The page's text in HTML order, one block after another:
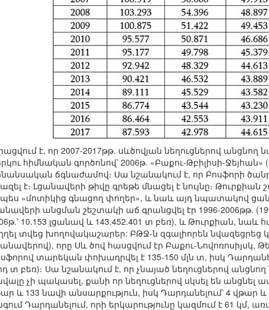
է, որ 2007-2017թթ. սևծովյան նեղուցներով
հիմնական գործոնով՝ 2006թ. «Բաքու-Թբիլիսի-
ճգնաժամով։ Սա նշանակում է, որ Բոսֆորի
է։ Լցանավերի թիվը գրեթե մնացել է նույնը։
«մոտիկից գնացող փողեր», և նաև այդ նպատակով
անցման շեշտակի աճ գրանցվել էր 1996-2006թթ.
10.153 լցանավ և 143.452.401 տ բեռ), և Թուրքիան,
տվեց խողովակաշարեր: ԲԹՋ-ն զգալիորեն
որը Սև ծով հասցվում էր Բաքու-Նովոռոսիյսկ,
տարեկան փոխադրվել է 135-150 մլն տ, իսկ
տ բեռ)։ Սա նշանակում է, որ չնայած նեղուցներով
չի պակասել, քանի որ նեղուցներով սկսել են անցնել
և 133 նավի անսարքություն, իսկ Դարդանելում՝ 4 վթար
Դարդանելում, որի երկարությունը կազմում է 61 կմ,